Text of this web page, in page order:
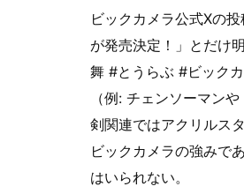
ビックカメラ公式Xの
が発売決定！」とだけ
舞 #とうらぶ #ビック
（例: チェンソーマン
剣関連ではアクリルス
ビックカメラの強みで
はいられない。